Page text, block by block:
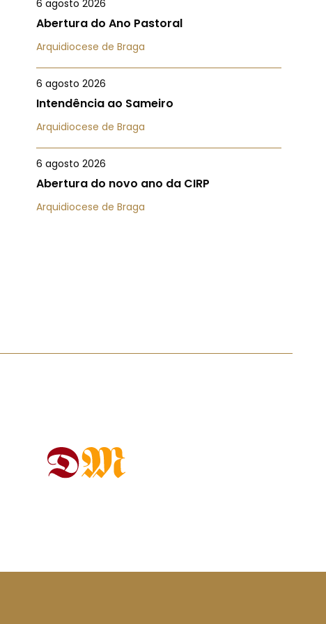
6 agosto 2026
Abertura do Ano Pastoral
Arquidiocese de Braga
6 agosto 2026
Intendência ao Sameiro
Arquidiocese de Braga
6 agosto 2026
Abertura do novo ano da CIRP
Arquidiocese de Braga